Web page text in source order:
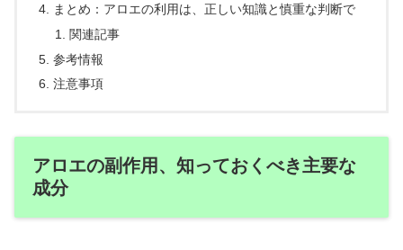
まとめ：アロエの利用は、正しい知識と慎重な判断で
関連記事
参考情報
注意事項
アロエの副作用、知っておくべき主要な
成分